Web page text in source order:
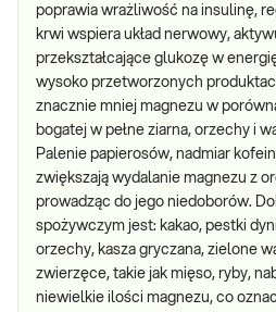
poprawia wrażliwość na insulinę,
krwi wspiera układ nerwowy,
przekształcające glukozę w
wysoko przetworzonych
znacznie mniej magnezu w
bogatej w pełne ziarna, orzechy i
Palenie papierosów, nadmiar
zwiększają wydalanie magnezu z
prowadząc do jego niedoborów.
spożywczym jest: kakao, pestki
orzechy, kasza gryczana, zielone
zwierzęce, takie jak mięso, ryby,
niewielkie ilości magnezu, co